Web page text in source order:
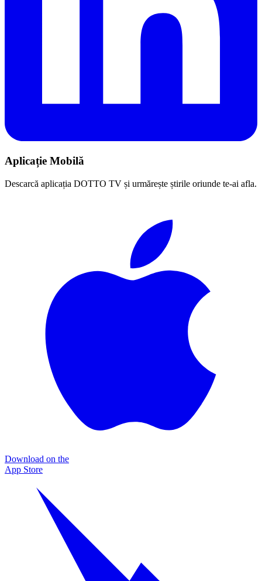
Aplicație Mobilă
Descarcă aplicația DOTTO TV și urmărește știrile oriunde te-ai afla.
Download on the
App Store